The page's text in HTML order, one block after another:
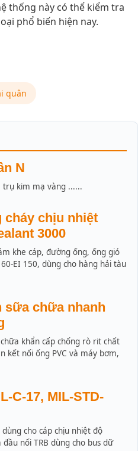
thống này có thể kiểm tra
phổ biến hiện nay.
quân
N
trụ kim mạ vàng ......
cháy chịu nhiệt
3000
khe cáp, đường ống, ống gió
EI 150, dùng cho hàng hải tàu
sữa chữa nhanh
khẩn cấp chống rò rit chất
kết nối ống PVC và máy bơm,
C-17, MIL-STD-
cho cáp chịu nhiệt độ
nối TRB dùng cho bus dữ